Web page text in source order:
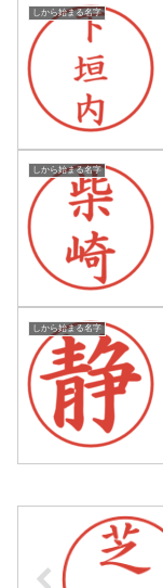
しから始まる名字
しから始まる名字
しから始まる名字